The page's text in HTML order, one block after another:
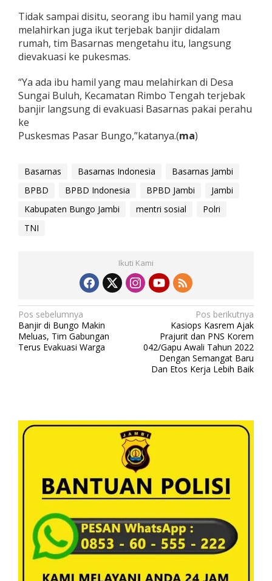
m
a
Tidak sampai disitu, seorang ibu hamil yang mau
melahirkan juga ikut terjebak banjir didalam
rumah, tim Basarnas mengetahu itu, langsung
dievakuasi ke pukesmas.
“Ya ada ibu hamil yang mau melahirkan di Desa
Sungai Buluh, Kecamatan Rimbo Tengah terjebak
banjir langsung di evakuasi Basarnas pakai perahu
ke
Puskesmas Pasar Bungo,”katanya.(ma)
Basarnas Basarnas Indonesia
Basarnas Jambi
BPBD
BPBD Indonesia BPBD Jambi
Jambi
Kabupaten Bungo Jambi
mentri sosial
Polri
TNI
Ikuti Kami
N
a
v
s
i
Pos sebelumnya
Banjir di Bungo Makin
Meluas, Tim Gabungan
Terus Evakuasi Warga
Pos berikutnya
Kasiops Kasrem Ajak
Prajurit dan PNS Korem
042/Gapu Awali Tahun 2022
Dengan Semangat Baru
Dan Etos Kerja Lebih Baik